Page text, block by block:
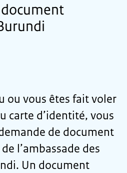
ou vous êtes fait voler
carte d’identité, vous
de document
l’ambassade des
Un document